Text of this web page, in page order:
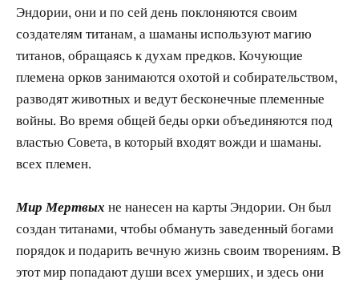
Эндории, они и по сей день поклоняются своим
создателям титанам, а шаманы используют магию
титанов, обращаясь к духам предков. Кочующие
племена орков занимаются охотой и собирательством,
разводят животных и ведут бесконечные племенные
войны. Во время общей беды орки объединяются под
властью Совета, в который входят вожди и шаманы.
всех племен.
Мир Мертвых не нанесен на карты Эндории. Он был
создан титанами, чтобы обмануть заведенный богами
порядок и подарить вечную жизнь своим творениям. В
этот мир попадают души всех умерших, и здесь они